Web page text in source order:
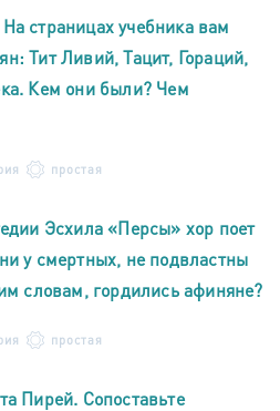
страницах учебника вам
Тит Ливий, Тацит, Гораций,
Кем они были? Чем
простая
Эсхила «Персы» хор поет
у смертных, не подвластны
словам, гордились афиняне?
простая
Пирей. Сопоставьте